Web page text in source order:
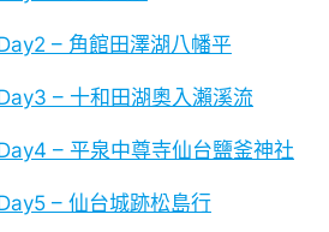
– 角館田澤湖八幡平
– 十和田湖奧入瀨溪流
– 平泉中尊寺仙台鹽釜神社
– 仙台城跡松島行